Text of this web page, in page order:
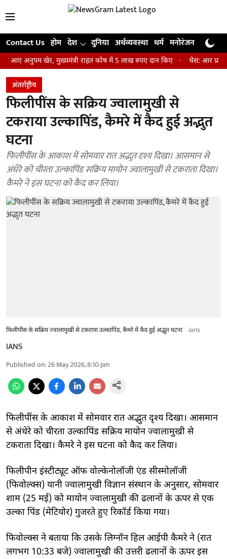
Contact Us होम देश दुनिया अर्थव्यवस्था धर्म मनोरंजन खेल
खेर, मुख्यमंत्री राहत कोष में 5 लाख रुपए दान किए चेस: आर प्रज्ञानानंद ने
अंतर्राष्ट्रीय
फिलीपींस के सक्रिय ज्वालामुखी से
टकराया उल्कापिंड, कैमरे में कैद हुई अद्भुत
घटना
फिलीपींस के आकाश में सोमवार रात अद्भुत दृश्य दिखा। आसमान से
अंधेरे को चीरता उल्कापिंड सक्रिय मायोन ज्वालामुखी से टकराता दिखा।
कैमरे ने इस घटना को कैद कर लिया।
फिलीपींस के सक्रिय ज्वालामुखी से टकराया उल्कापिंड, कैमरे में कैद हुई अद्भुत घटना ians
IANS
Published on:26 May 2026, 8:10 pm
फिलीपींस के आकाश में सोमवार रात अद्भुत दृश्य दिखा। आसमान
से अंधेरे को चीरता उल्कापिंड सक्रिय मायोन ज्वालामुखी से
टकराता दिखा। कैमरे ने इस घटना को कैद कर लिया।
फिलीपीन इंस्टीट्यूट ऑफ वोल्केनोलॉजी एंड सीस्मोलॉजी
(फिवोल्क्स) यानी ज्वालामुखी विज्ञान संस्थान के अनुसार, सोमवार
शाम (25 मई) को मायोन ज्वालामुखी की ढलानों के ऊपर से एक
उल्का पिंड (मेटियोर) गुजरते हुए रिकॉर्ड किया गया।
फिवोल्क्स ने बताया कि उसके लिग्नॉन हिल आईपी कैमरे ने (रात
लगभग 10:33 बजे) ज्वालामुखी की उत्तरी ढलानों के ऊपर इस